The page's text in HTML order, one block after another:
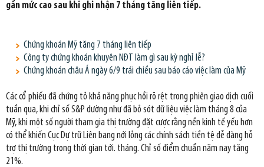
gần mức cao sau khi ghi nhận 7 tháng tăng liên tiếp.
Chứng khoán Mỹ tăng 7 tháng liên tiếp
Công ty chứng khoán khuyên NĐT làm gì sau kỳ nghỉ lễ?
Chứng khoán châu Á ngày 6/9 trái chiều sau báo cáo việc làm của Mỹ
Các cổ phiếu đã chứng tỏ khả năng phục hồi rõ rệt trong phiên giao dịch cuối
tuần qua, khi chỉ số S&P dường như đã bỏ sót dữ liệu việc làm tháng 8 của
Mỹ, khi một số người tham gia thị trường đặt cược rằng nền kinh tế yếu hơn
có thể khiến Cục Dự trữ Liên bang nới lỏng các chính sách tiền tệ dễ dàng hỗ
trợ thị trường trong thời gian tới. tháng. Chỉ số điểm chuẩn năm nay tăng
21%.